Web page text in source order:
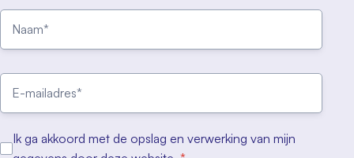
Ik ga akkoord met de opslag en verwerking van mijn